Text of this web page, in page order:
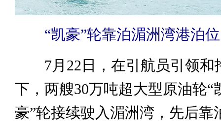
“凯豪”轮靠泊湄洲湾港泊
7月22日，在引航员引领和
下，两艘30万吨超大型原油轮“
豪”轮接续驶入湄洲湾，先后靠